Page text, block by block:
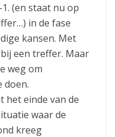
(en staat nu op
in de fase
kansen. Met
een treffer. Maar
weg om
doen.
het einde van de
waar de
kreeg